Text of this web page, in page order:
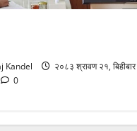
Kandel
२०८३ श्रावण २१, बिहीबार
0